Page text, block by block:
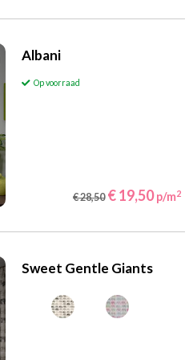
Albani
Op voorraad
€ 28,50 € 19,50 p/m2
Sweet Gentle Giants